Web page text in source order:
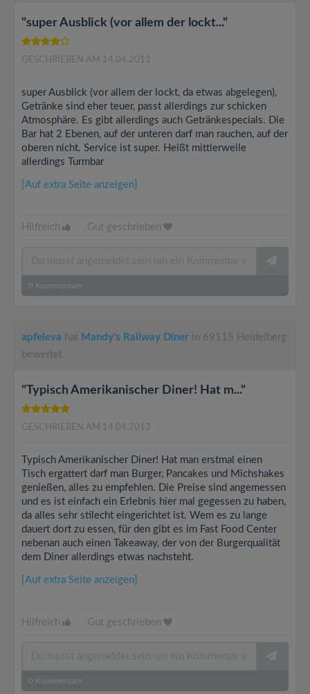
"super Ausblick (vor allem der lockt..."
GESCHRIEBEN AM 14.04.2013
super Ausblick (vor allem der lockt, da etwas abgelegen),
Getränke sind eher teuer, passt allerdings zur schicken
Atmosphäre. Es gibt allerdings auch Getränkespecials. Die
Bar hat 2 Ebenen, auf der unteren darf man rauchen, auf der
oberen nicht. Service ist super. Heißt mittlerweile
allerdings Turmbar
[Auf extra Seite anzeigen]
Hilfreich Gut geschrieben
0 Kommentare
apfeleva hat Mandy's Railway Diner in 69115 Heidelberg
bewertet
"Typisch Amerikanischer Diner! Hat m..."
GESCHRIEBEN AM 14.04.2013
Typisch Amerikanischer Diner! Hat man erstmal einen
Tisch ergattert darf man Burger, Pancakes und Michshakes
genießen, alles zu empfehlen. Die Preise sind angemessen
und es ist einfach ein Erlebnis hier mal gegessen zu haben,
da alles sehr stilecht eingerichtet ist. Wem es zu lange
dauert dort zu essen, für den gibt es im Fast Food Center
nebenan auch einen Takeaway, der von der Burgerqualität
dem Diner allerdings etwas nachsteht.
[Auf extra Seite anzeigen]
Hilfreich Gut geschrieben
0 Kommentare